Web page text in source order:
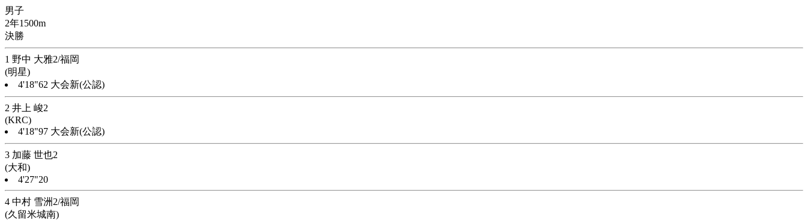
男子
2年1500m
決勝
1 野中 大雅2/福岡
(明星)
4'18"62 大会新(公認)
2 井上 峻2
(KRC)
4'18"97 大会新(公認)
3 加藤 世也2
(大和)
4'27"20
4 中村 雪洲2/福岡
(久留米城南)